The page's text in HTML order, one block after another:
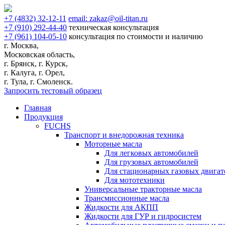
+7 (4832) 32-12-11 email: zakaz@oil-titan.ru
+7 (910) 292-44-40 техническая консультация
+7 (961) 104-05-10 консультация по стоимости и наличию
г. Москва,
Московская область,
г. Брянск, г. Курск,
г. Калуга, г. Орел,
г. Тула, г. Смоленск.
Запросить тестовый образец
Главная
Продукция
FUCHS
Транспорт и внедорожная техника
Моторные масла
Для легковых автомобилей
Для грузовых автомобилей
Для стационарных газовых
Для мототехники
Универсальные тракторные масла
Трансмиссионные масла
Жидкости для АКПП
Жидкости для ГУР и гидросистем